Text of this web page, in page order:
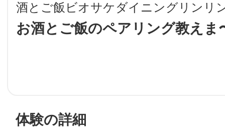
酒とご飯ビオサケダイニングリンリ
お酒とご飯のペアリング教えま
体験の詳細
地域に導入を